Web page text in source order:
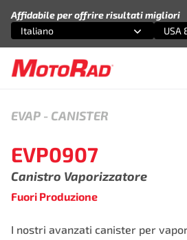
Affidabile per offrire risultati migliori
Seleziona un'opzione
Italiano
Seleziona un'opzione
USA
EVAP - CANISTER
EVP0907
Canistro Vaporizzatore
Fuori Produzione
I nostri avanzati canister per